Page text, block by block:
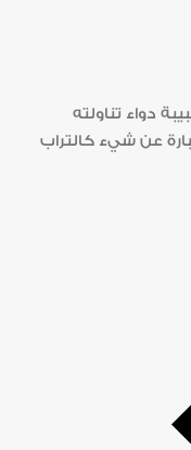
دواء تناولته
عن شيء كالتراب